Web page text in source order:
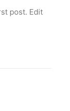
post. Edit